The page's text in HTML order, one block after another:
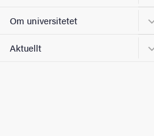
Om universitetet
Aktuellt